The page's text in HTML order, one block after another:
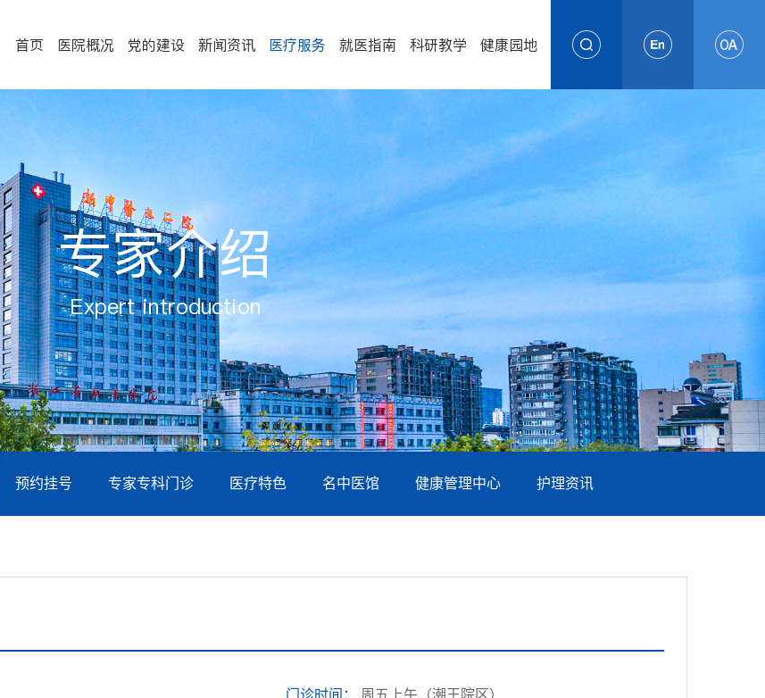
首页 医院概况 党的建设 新闻资讯 医疗服务 就医指南 科研教学 健康园地
专家介绍
Expert introduction
预约挂号 专家专科门诊 医疗特色 名中医馆 健康管理中心 护理资讯
门诊时间： 周五上午（潮王院区）